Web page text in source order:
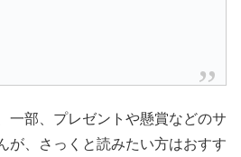
一部、プレゼントや懸賞などのサ
が、さっくと読みたい方はおすす